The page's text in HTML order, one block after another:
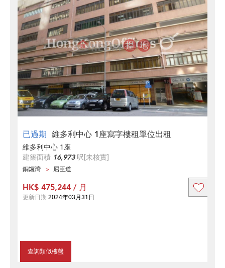
已過期 維多利中心 1座寫字樓租單位出租
維多利中心 1座
建築面積 16,973呎[未核實]
銅鑼灣 屈臣道
查詢類似樓盤
HK$ 475,244 / 月
更新日期 2024年03月31日